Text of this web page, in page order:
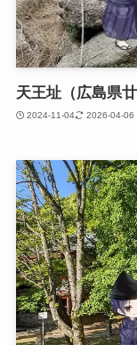
天王址（広島県
2024-11-04 2026-04-06